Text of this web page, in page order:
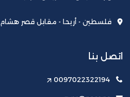
فلسطين - أريحا - مقابل قصر هشام
اتصل بنا
0097022322194